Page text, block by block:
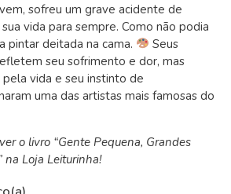
sofreu um grave acidente de
vida para sempre. Como não podia
pintar deitada na cama.
Seus
seu sofrimento e dor, mas
vida e seu instinto de
uma das artistas mais famosas do
o livro “Gente Pequena, Grandes
na Loja Leiturinha!